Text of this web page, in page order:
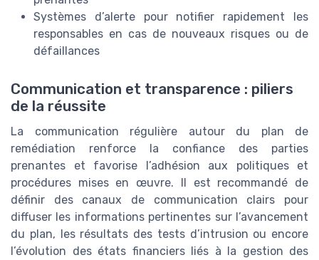
Systèmes d’alerte pour notifier rapidement les
responsables en cas de nouveaux risques ou de
défaillances
Communication et transparence : piliers
de la réussite
La communication régulière autour du plan de
remédiation renforce la confiance des parties
prenantes et favorise l’adhésion aux politiques et
procédures mises en œuvre. Il est recommandé de
définir des canaux de communication clairs pour
diffuser les informations pertinentes sur l’avancement
du plan, les résultats des tests d’intrusion ou encore
l’évolution des états financiers liés à la gestion des